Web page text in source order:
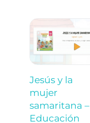
Jesús y la
mujer
samaritana –
Educación